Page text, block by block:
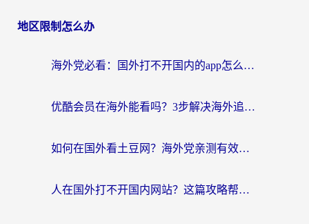
地区限制怎么办
海外党必看：国外打不开国内的app怎么办？3步解决你的乡愁
优酷会员在海外能看吗？3步解决海外追剧难题，附实测好用加速器推荐
如何在国外看土豆网？海外党亲测有效的追剧加速器选择指南
人在国外打不开国内网站？这篇攻略帮你无缝解锁国内资源（附交管12123使用技巧）